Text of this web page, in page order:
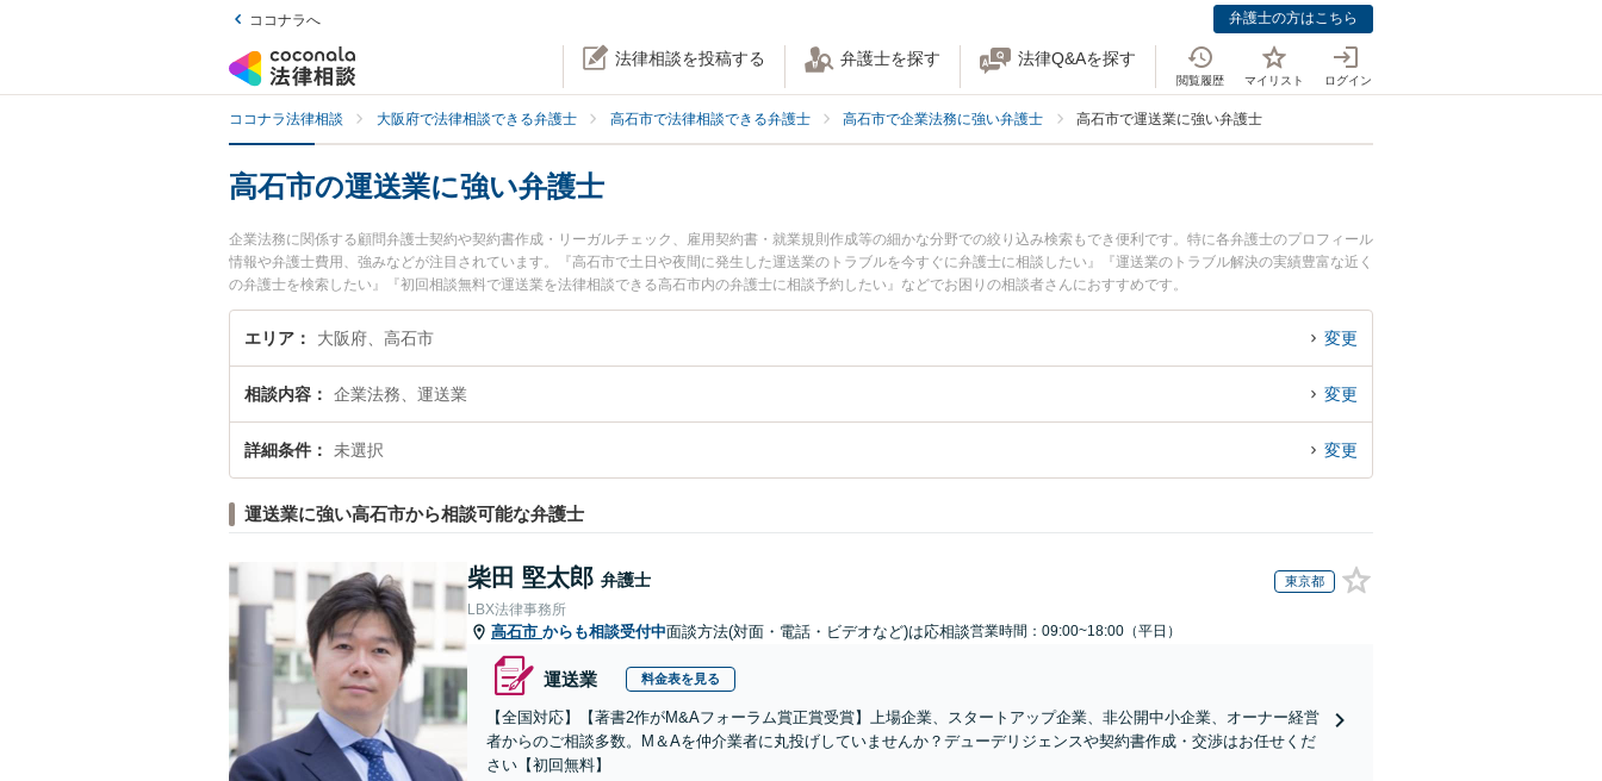
ココナラへ 弁護士の方はこちら
法律相談を投稿する 弁護士を探す 法律Q&Aを探す
閲覧履歴 マイリスト ログイン
ココナラ法律相談 大阪府で法律相談できる弁護士 高石市で法律相談できる弁護士 高石市で企業法務に強い弁護士 高石市で運送業に強い弁護士
高石市の運送業に強い弁護士
企業法務に関係する顧問弁護士契約や契約書作成・リーガルチェック、雇用契約書・就業規則作成等の細かな分野での絞り込み検索もでき便利です。特に各弁護士のプロフィール
情報や弁護士費用、強みなどが注目されています。『高石市で土日や夜間に発生した運送業のトラブルを今すぐに弁護士に相談したい』『運送業のトラブル解決の実績豊富な近く
の弁護士を検索したい』『初回相談無料で運送業を法律相談できる高石市内の弁護士に相談予約したい』などでお困りの相談者さんにおすすめです。
エリア 大阪府、高石市 変更
相談内容 企業法務、運送業 変更
詳細条件 未選択 変更
運送業に強い高石市から相談可能な弁護士
柴田 堅太郎 弁護士 東京都
LBX法律事務所
高石市 からも相談受付中面談方法(対面・電話・ビデオなど)は応相談営業時間：09:00~18:00（平日）
運送業 料金表を見る
【全国対応】【著書2作がM&Aフォーラム賞正賞受賞】上場企業、スタートアップ企業、非公開中小企業、オーナー経営
者からのご相談多数。M＆Aを仲介業者に丸投げしていませんか？デューデリジェンスや契約書作成・交渉はお任せくだ
さい【初回無料】